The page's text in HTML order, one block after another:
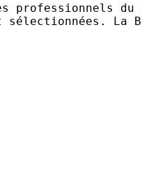
professionnels du
La